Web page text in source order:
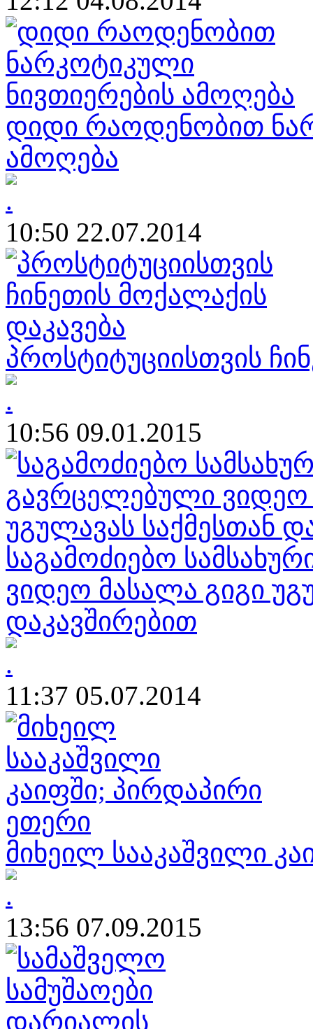
დიდი რაოდენობით
ამოღება
10:50 22.07.2014
პროსტიტუციისთვის
10:56 09.01.2015
საგამოძიებო
ვიდეო მასალა გიგი
დაკავშირებით
11:37 05.07.2014
მიხეილ სააკაშვილი
13:56 07.09.2015